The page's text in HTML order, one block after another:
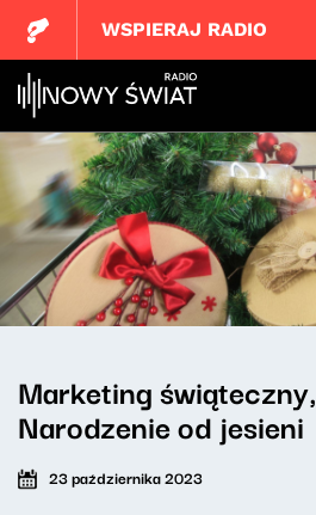
WSPIERAJ RADIO
Marketing
Narodzenie od jesieni
23 października 2023